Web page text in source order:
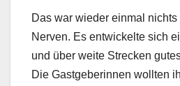
Das war wieder einmal
Nerven. Es entwickelte sich
und über weite Strecken
Die Gastgeberinnen wollten